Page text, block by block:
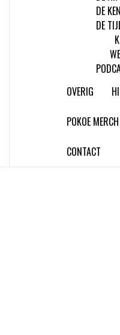
DE
DE
OVERIG
POKOE MERCH
CONTACT